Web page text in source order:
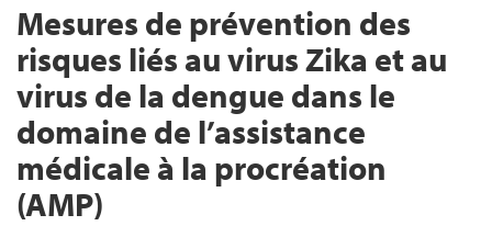
Mesures de prévention des
risques liés au virus Zika et au
virus de la dengue dans le
domaine de l’assistance
médicale à la procréation
(AMP)